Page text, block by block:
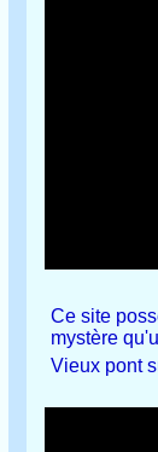
Ce site
mystère
Vieux pont